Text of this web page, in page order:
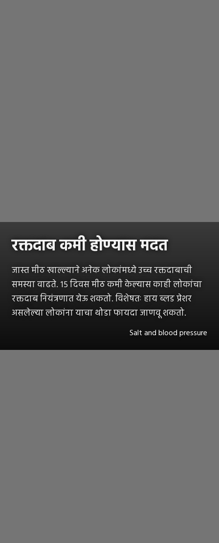
रक्तदाब कमी होण्यास मदत
जास्त मीठ खाल्ल्याने अनेक लोकांमध्ये उच्च रक्तदाबाची
समस्या वाढते. १५ दिवस मीठ कमी केल्यास काही लोकांचा
रक्तदाब नियंत्रणात येऊ शकतो. विशेषतः हाय ब्लड प्रेशर
असलेल्या लोकांना याचा थोडा फायदा जाणवू शकतो.
Salt and blood pressure